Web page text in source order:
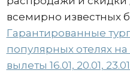
всемирно известных
Гарантированные
популярных отелях на
вылеты 16.01, 20.01,